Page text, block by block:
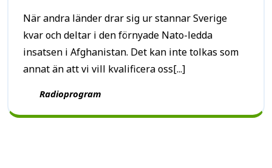
När andra länder drar sig ur stannar Sverige
kvar och deltar i den förnyade Nato-ledda
insatsen i Afghanistan. Det kan inte tolkas som
annat än att vi vill kvalificera oss[...]
Radioprogram